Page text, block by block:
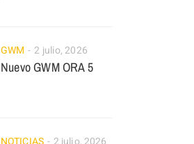
GWM 2 julio, 2026
Nuevo GWM ORA 5